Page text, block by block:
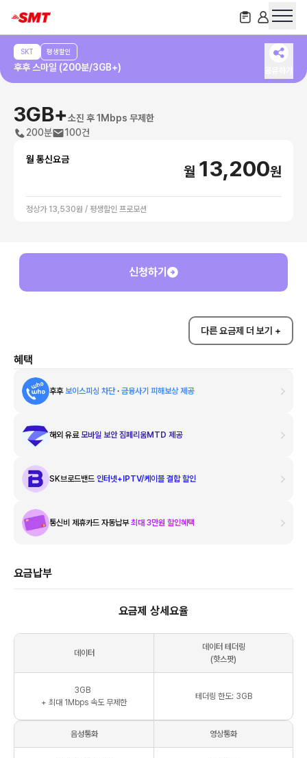
SKT 평생할인
후후 스마일 (200분/3GB+)
3GB+소진 후 1Mbps 무제한
200분
100건
월 통신요금
월 13,200원
정상가 13,530원 / 평생할인 프로모션
신청하기
다른 요금제 더 보기 +
혜택
후후보이스피싱 차단· 금융사기 피해보상 제공
해외 유료모바일 보안 짐페리움MTD 제공
SK브로드밴드 인터넷+IPTV/케이블 결합 할인
통신비 제휴카드 자동납부최대 3만원 할인혜택
요금납부
요금제 상세요율
데이터
데이터 테더링
(핫스팟)
3GB
+ 최대 1Mbps 속도 무제한
테더링 한도: 3GB
음성통화 영상통화